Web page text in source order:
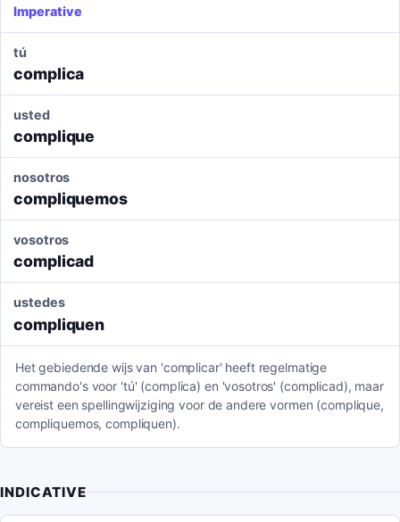
Imperative
tú
complica
usted
complique
nosotros
compliquemos
vosotros
complicad
ustedes
compliquen
Het gebiedende wijs van 'complicar' heeft regelmatige
commando's voor 'tú' (complica) en 'vosotros' (complicad), maar
vereist een spellingwijziging voor de andere vormen (complique,
compliquemos, compliquen).
INDICATIVE